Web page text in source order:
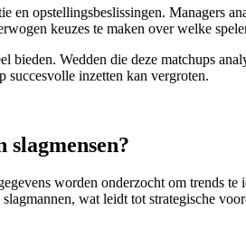
opstellingsbeslissingen. Managers
keuzes te maken over welke
bieden. Wedden die deze matchups
succesvolle inzetten kan vergroten.
slagmensen?
worden onderzocht om trends
wat leidt tot strategische